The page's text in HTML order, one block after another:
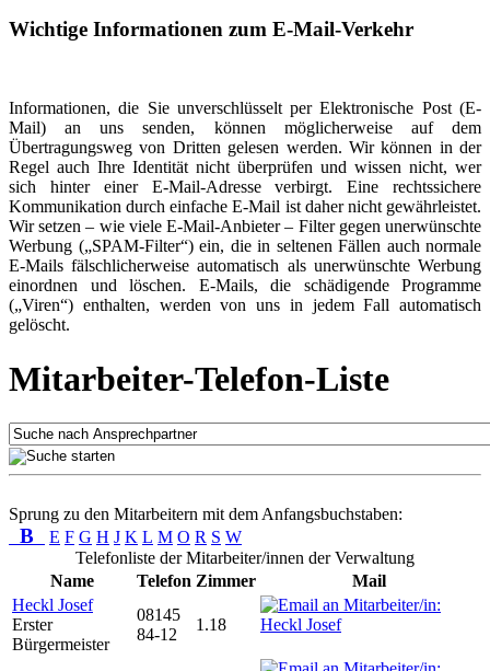
Wichtige Informationen zum E-Mail-Verkehr
Informationen, die Sie unverschlüsselt per Elektronische Post (E-
Mail) an uns senden, können möglicherweise auf dem
Übertragungsweg von Dritten gelesen werden. Wir können in der
Regel auch Ihre Identität nicht überprüfen und wissen nicht, wer
sich hinter einer E-Mail-Adresse verbirgt. Eine rechtssichere
Kommunikation durch einfache E-Mail ist daher nicht gewährleistet.
Wir setzen – wie viele E-Mail-Anbieter – Filter gegen unerwünschte
Werbung („SPAM-Filter“) ein, die in seltenen Fällen auch normale
E-Mails fälschlicherweise automatisch als unerwünschte Werbung
einordnen und löschen. E-Mails, die schädigende Programme
(„Viren“) enthalten, werden von uns in jedem Fall automatisch
gelöscht.
Mitarbeiter-Telefon-Liste
Sprung zu den Mitarbeitern mit dem Anfangsbuchstaben:
B E F G H J K L M O R S W
Telefonliste der Mitarbeiter/innen der Verwaltung
Name
Telefon Zimmer
Mail
Heckl Josef
Erster
Bürgermeister
08145
84-12
1.18